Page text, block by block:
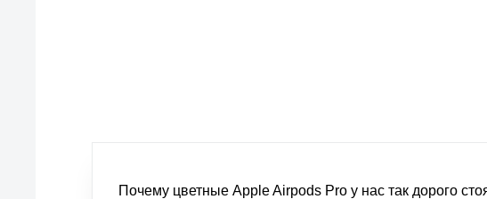
Почему цветные Apple Airpods Pro у нас так дорого